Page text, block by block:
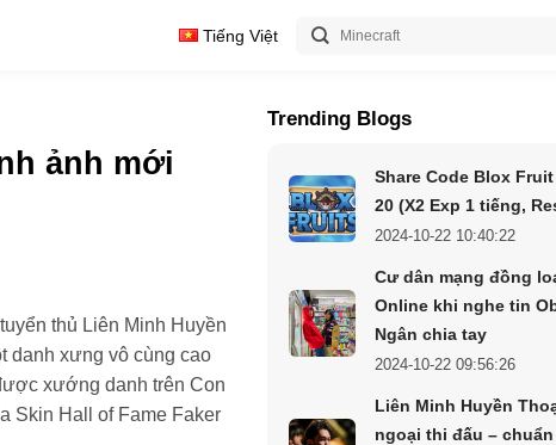
Tiếng Việt
ảnh mới
thủ Liên Minh Huyền
danh xưng vô cùng cao
xướng danh trên Con
Skin Hall of Fame Faker
Trending Blogs
Share Code Blox
20 (X2 Exp 1 tiếng,
2024-10-22 10:40:22
Cư dân mạng đồng
Online khi nghe tin
Ngân chia tay
2024-10-22 09:56:26
Liên Minh Huyền
ngoại thi đấu –